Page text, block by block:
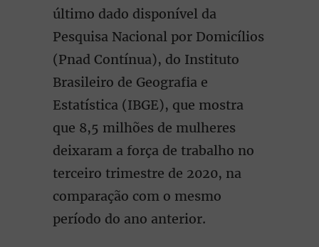
último dado disponível da
Pesquisa Nacional por Domicílios
(Pnad Contínua), do Instituto
Brasileiro de Geografia e
Estatística (IBGE), que mostra
que 8,5 milhões de mulheres
deixaram a força de trabalho no
terceiro trimestre de 2020, na
comparação com o mesmo
período do ano anterior.